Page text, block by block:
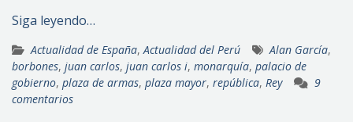
Siga leyendo…
Actualidad de España,Actualidad del Perú Alan García,
borbones, juan carlos, juan carlos i, monarquía, palacio de
gobierno, plaza de armas, plaza mayor, república, Rey
9
comentarios